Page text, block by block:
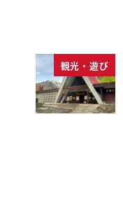
観光・遊び